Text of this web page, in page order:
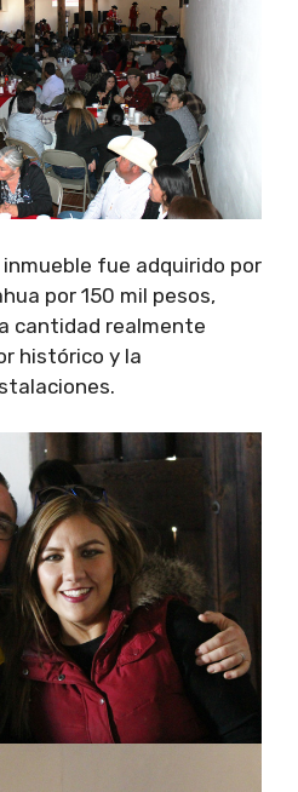
inmueble fue adquirido por
por 150 mil pesos,
cantidad realmente
histórico y la